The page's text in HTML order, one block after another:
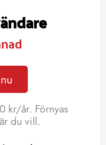
kr/år. Förnyas
du vill.